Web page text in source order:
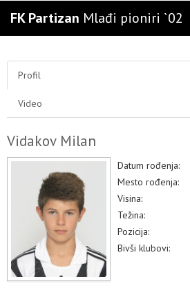
FK Partizan Mlađi pioniri `02
KLUB
MULTIMEDIJA
Profil
Video
Vidakov Milan
Datum rođenja:
Mesto rođenja:
Visina:
Težina:
Pozicija:
Bivši klubovi: